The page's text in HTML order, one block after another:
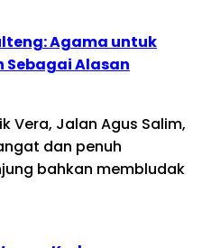
Agama untuk
Sebagai Alasan
Vera, Jalan Agus Salim,
dan penuh
bahkan membludak